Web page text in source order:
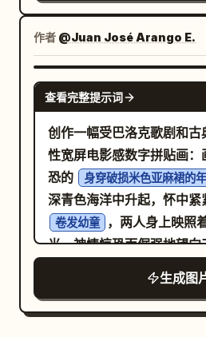
的油画颜料。强调颜料隆
刀的质感、刷毛留下的沟
颜料上细小的刮痕。使用
写实光线，在画笔下方投射
影，并在金属箍和湿润颜料
反射。背景应保持暗色且
高细节纹理、自然的色彩分
16:9 横向 画幅的电影感特
无人手，无额外工具，无水
作者 @Juan José Arango E.
查看完整提示词
创作一幅受巴洛克歌剧和古
性宽屏电影感数字拼贴画
恐的
身穿破损米色亚麻裙的
深青色海洋中升起，怀中紧
卷发幼童
，两人身上映照
光，神情惊恐而倔强地望
矗立着一座巨大的石灰色女
，她头戴华
射状的扇形光环，一只巨
生成图